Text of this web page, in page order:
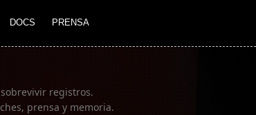
DOCS PRENSA
registros.
prensa y memoria.